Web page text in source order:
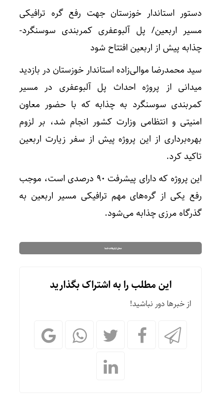
دستور استاندار خوزستان جهت رفع گره ترافیکی
مسیر اربعین/ پل آلبوعفری کمربندی سوسنگرد-
چذابه پیش از اربعین افتتاح شود
سید محمدرضا موالی‌زاده استاندار خوزستان در بازدید
میدانی از پروژه احداث پل آلبوعفری در مسیر
کمربندی سوسنگرد به چذابه که با حضور معاون
امنیتی و انتظامی وزارت کشور انجام شد، بر لزوم
بهره‌برداری از این پروژه پیش از سفر زیارت اربعین
تاکید کرد.
این پروژه که دارای پیشرفت ۹۰ درصدی است، موجب
رفع یکی از گره‌های مهم ترافیکی مسیر اربعین به
گذرگاه مرزی چذابه می‌شود.
این مطلب را به اشتراک بگذارید
از خبرها دور نباشید!